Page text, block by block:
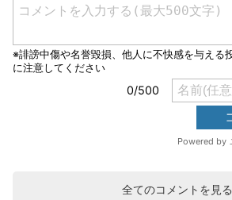
全てのコメントを見る